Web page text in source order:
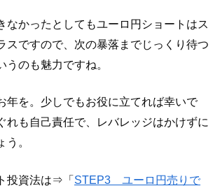
なかったとしてもユーロ円ショートはス
スですので、次の暴落までじっくり待つ
うのも魅力ですね。
年を。少しでもお役に立てれば幸いで
れも自己責任で、レバレッジはかけずに
。
投資法は⇒「STEP3 ユーロ円売りで